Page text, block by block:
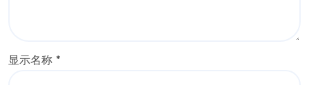
显示名称 *